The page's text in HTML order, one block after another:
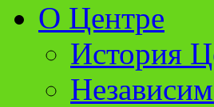
О Центре
История